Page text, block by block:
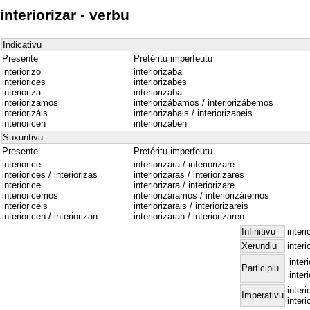
interiorizar - verbu
Indicativu
Presente
Pretéritu imperfeutu
interiorizo
interiorices
interioriza
interiorizamos
interiorizáis
interioricen
interiorizaba
interiorizabes
interiorizaba
interiorizábamos / interiorizábemos
interiorizabais / interiorizabeis
interiorizaben
Suxuntivu
Presente
Pretéritu imperfeutu
interiorice
interiorices / interiorizas
interiorice
interioricemos
interioricéis
interioricen / interiorizan
interiorizara / interiorizare
interiorizaras / interiorizares
interiorizara / interiorizare
interiorizáramos / interiorizáremos
interiorizarais / interiorizareis
interiorizaran / interiorizaren
Infinitivu
Xerundiu
Participiu
Imperativu